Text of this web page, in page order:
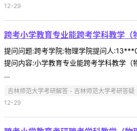
12-29
跨考小学教育专业能跨考学科教学（
提问问题:跨考学院:物理学院提问人
提问内容:小学教育专业能跨考学科教学（
...
吉林师范大学考研解答 - 吉林师范大学考研答疑
12-29